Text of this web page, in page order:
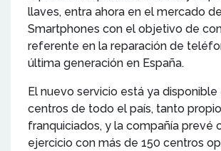
llaves, entra ahora en el mercado
Smartphones con el objetivo de
referente en la reparación de
última generación en España.
El nuevo servicio está ya disponible
centros de todo el país, tanto
franquiciados, y la compañía prevé
ejercicio con más de 150 centros